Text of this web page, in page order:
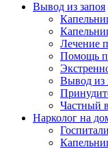
Вывод из запоя
Лечение
Помощь
Вывод из
Частный
Нарколог на